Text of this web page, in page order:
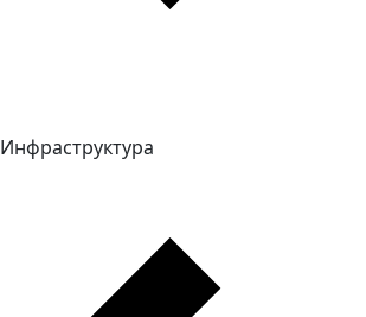
Инфраструктура